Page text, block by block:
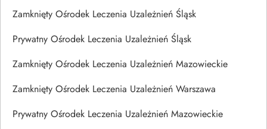
Zamknięty Ośrodek Leczenia Uzależnień Śląsk
Prywatny Ośrodek Leczenia Uzależnień Śląsk
Zamknięty Ośrodek Leczenia Uzależnień Mazowieckie
Zamknięty Ośrodek Leczenia Uzależnień Warszawa
Prywatny Ośrodek Leczenia Uzależnień Mazowieckie